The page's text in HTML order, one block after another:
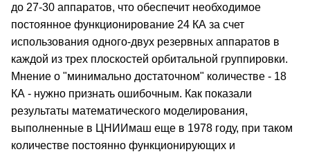
до 27-30 аппаратов, что обеспечит необходимое
постоянное функционирование 24 КА за счет
использования одного-двух резервных аппаратов в
каждой из трех плоскостей орбитальной группировки.
Мнение о "минимально достаточном" количестве - 18
КА - нужно признать ошибочным. Как показали
результаты математического моделирования,
выполненные в ЦНИИмаш еще в 1978 году, при таком
количестве постоянно функционирующих и